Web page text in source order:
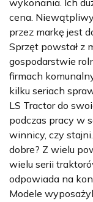
wykonania. Ich
cena.
przez markę jest
Sprzęt powstał z
gospodarstwie
firmach
kilku seriach
LS Tractor do
podczas pracy w
winnicy, czy
dobre? Z wielu
wielu serii
odpowiada na
Modele